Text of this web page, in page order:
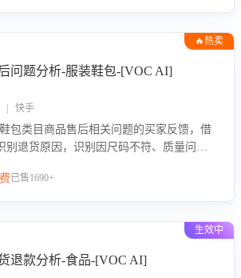
🔥热卖
问题分析-服装鞋包-[VOC AI]
| 快手
包类目商品售后相关问题的买家反馈，借
别退货原因，识别因尺码不符、质量问题
，实现销售额的显著提升。
已售1690+
生效中
退款分析-食品-[VOC AI]